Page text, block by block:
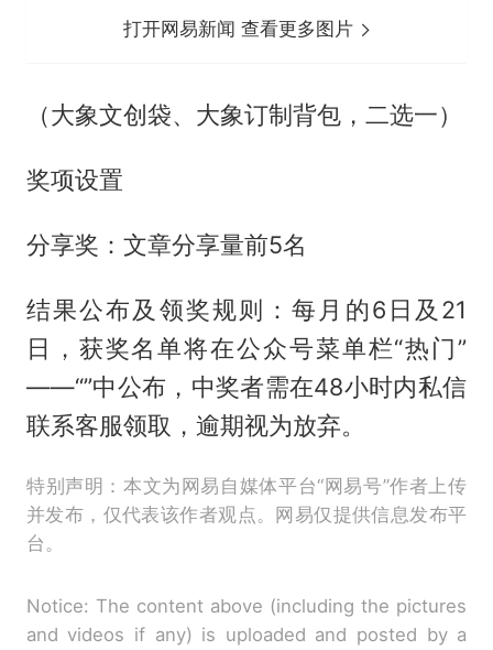
打开网易新闻 查看更多图片
（大象文创袋、大象订制背包，二选一）
奖项设置
分享奖：文章分享量前5名
结果公布及领奖规则：每月的6日及21
日，获奖名单将在公众号菜单栏“热门”
——“”中公布，中奖者需在48小时内私信
联系客服领取，逾期视为放弃。
特别声明：本文为网易自媒体平台“网易号”作者上传
并发布，仅代表该作者观点。网易仅提供信息发布平
台。
Notice: The content above (including the pictures
and videos if any) is uploaded and posted by a